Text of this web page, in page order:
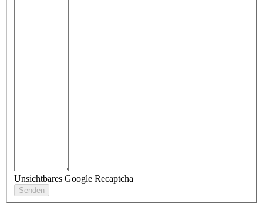
Unsichtbares Google Recaptcha